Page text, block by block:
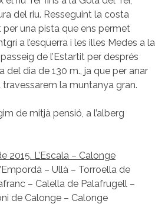
del riu. Resseguint la costa
per una pista que ens permet
a l’esquerra i les illes Medes a la
de l’Estartit per després
del dia de 130 m., ja que per anar
travessarem la muntanya gran.
de mitjà pensió, a l’alberg
2015. L’Escala – Calonge
– Ullà – Torroella de
– Calella de Palafrugell –
de Calonge – Calonge